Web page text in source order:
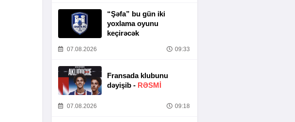
“Şəfa” bu gün iki
yoxlama oyunu
keçirəcək
07.08.2026 09:33
Fransada klubunu
dəyişib - RƏSMİ
07.08.2026 09:18